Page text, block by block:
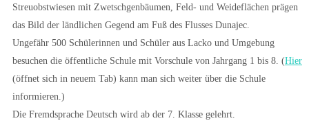
Streuobstwiesen mit Zwetschgenbäumen, Feld- und Weideflächen prägen
das Bild der ländlichen Gegend am Fuß des Flusses Dunajec.
Ungefähr 500 Schülerinnen und Schüler aus Lacko und Umgebung
besuchen die öffentliche Schule mit Vorschule von Jahrgang 1 bis 8. (Hier
(öffnet sich in neuem Tab) kann man sich weiter über die Schule
informieren.)
Die Fremdsprache Deutsch wird ab der 7. Klasse gelehrt.